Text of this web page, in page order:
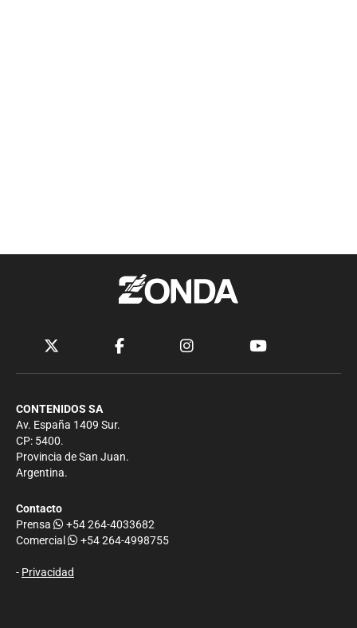
CONTENIDOS SA
Av. España 1409 Sur.
CP: 5400.
Provincia de San Juan.
Argentina.
Contacto
Prensa
+54 264-4033682
Comercial
+54 264-4998755
- Privacidad